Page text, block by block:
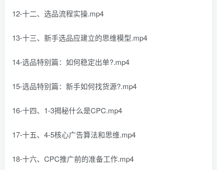
12-十二、选品流程实操.mp4
13-十三、新手选品应建立的思维模型.mp4
14-选品特别篇：如何稳定出单?.mp4
15-选品特别篇：新手如何找货源?.mp4
16-十四、1-3揭秘什么是CPC.mp4
17-十五、4-5核心广告算法和思维.mp4
18-十六、CPC推广前的准备工作.mp4